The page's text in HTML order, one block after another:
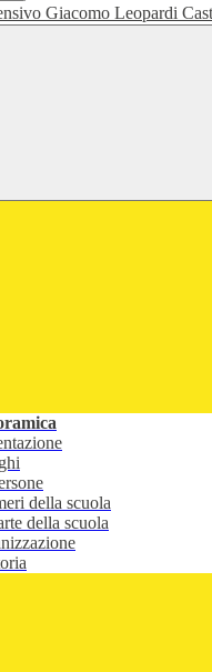
della scuola
della scuola